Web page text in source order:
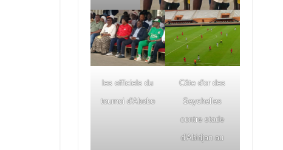
les officiels du
tournoi d'Abobo
Côte d'or des
Seychelles
contre stade
d'Abidjan au